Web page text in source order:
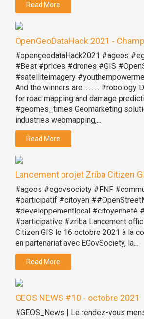
Read More
OpenGeoDataHack 2021 -
#opengeodataHack2021 #ageos
#Best #prices #drones #GIS
#satelliteimagery
And the winners are .......... #robology
for road mapping and damage
#geomes_times Geomarketing
industries webmapping,...
Read More
Lancement projet Zriba Citizen
#ageos #egovsociety #FNF
#participatif #citoyen
#developpementlocal #citoyenneté
#participative #zriba Lancement
Citizen GIS le 16 octobre 2021 à la
en partenariat avec EGovSociety, la...
Read More
GEOS NEWS #10 - octobre 2021
#GEOS_News | Le rendez-vous